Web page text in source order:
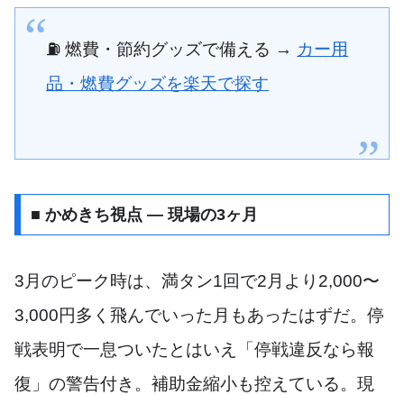
⛽ 燃費・節約グッズで備える → カー用
品・燃費グッズを楽天で探す
■ かめきち視点 — 現場の3ヶ月
3月のピーク時は、満タン1回で2月より2,000〜
3,000円多く飛んでいった月もあったはずだ。停
戦表明で一息ついたとはいえ「停戦違反なら報
復」の警告付き。補助金縮小も控えている。現